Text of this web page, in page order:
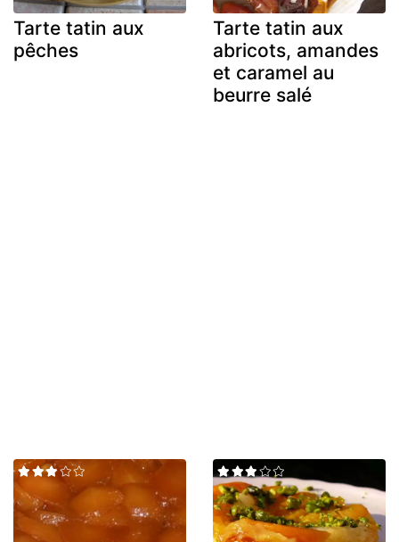
Tarte tatin aux
pêches
Tarte tatin aux
abricots, amandes
et caramel au
beurre salé